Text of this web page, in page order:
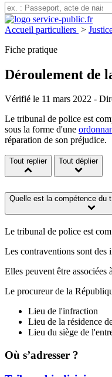
Accueil particuliers >
Fiche pratique
Déroulement de
Vérifié le 11 mars 2022 -
Le tribunal de police est
sous la forme d'une
réparation de son préjudice.
Tout replier Tout déplier
Quelle est la compétence du
Le tribunal de police est
Les contraventions sont des
Elles peuvent être
Le procureur de la
Lieu de l'infraction
Lieu de la résidence
Lieu du siège de
Où s’adresser ?